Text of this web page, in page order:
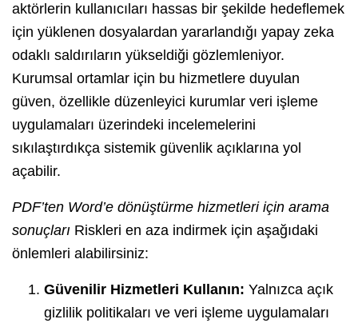
aktörlerin kullanıcıları hassas bir şekilde hedeflemek
için yüklenen dosyalardan yararlandığı yapay zeka
odaklı saldırıların yükseldiği gözlemleniyor.
Kurumsal ortamlar için bu hizmetlere duyulan
güven, özellikle düzenleyici kurumlar veri işleme
uygulamaları üzerindeki incelemelerini
sıkılaştırdıkça sistemik güvenlik açıklarına yol
açabilir.
PDF’ten Word’e dönüştürme hizmetleri için arama
sonuçları Riskleri en aza indirmek için aşağıdaki
önlemleri alabilirsiniz:
Güvenilir Hizmetleri Kullanın: Yalnızca açık
gizlilik politikaları ve veri işleme uygulamaları